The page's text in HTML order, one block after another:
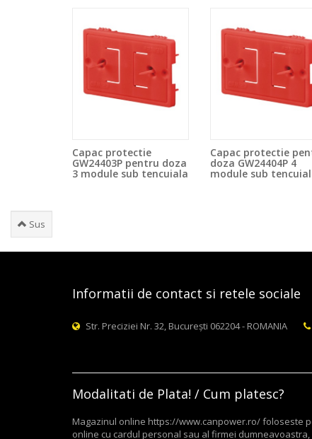
Capac protectie
GW24403P pentru doza
3 module sub tencuiala
Capac protectie
doza GW24404P 4
module sub
Sus
Informatii de contact si retele sociale
Str. Preciziei Nr. 32, București 062204 - ROMANIA
Modalitati de Plata! / Cum platesc?
Magazinul online https://www.canpower.ro/ foloseste
online cu cardul personal sau al firmei